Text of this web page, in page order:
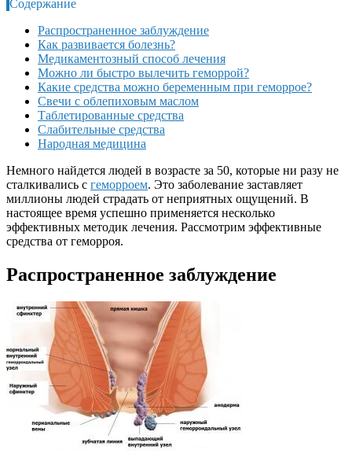
Содержание
Распространенное заблуждение
Как развивается болезнь?
Медикаментозный способ лечения
Можно ли быстро вылечить геморрой?
Какие средства можно беременным при геморрое?
Свечи с облепиховым маслом
Таблетированные средства
Слабительные средства
Народная медицина
Немного найдется людей в возрасте за 50, которые ни разу не
сталкивались с геморроем. Это заболевание заставляет
миллионы людей страдать от неприятных ощущений. В
настоящее время успешно применяется несколько
эффективных методик лечения. Рассмотрим эффективные
средства от геморроя.
Распространенное заблуждение